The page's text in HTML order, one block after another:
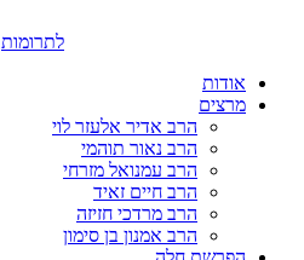
לתרומות
אודות
מרצים
הרב אדיר אלעזר לוי
הרב נאור תוהמי
הרב עמנואל מזרחי
הרב חיים זאיד
הרב מרדכי חזיזה
הרב אמנון בן סימון